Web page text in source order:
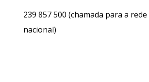
239 857 500 (chamada para a rede
nacional)